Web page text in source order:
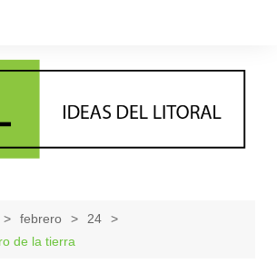
febrero
24
de la tierra